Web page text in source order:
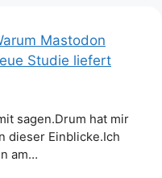
Mastodon
Studie liefert
sagen.Drum hat mir
dieser Einblicke.Ich
am…